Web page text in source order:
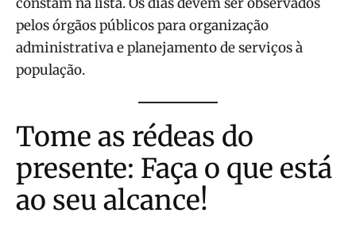
pelos órgãos públicos para organização
administrativa e planejamento de serviços à
população.
Tome as rédeas do
presente: Faça o que está
ao seu alcance!